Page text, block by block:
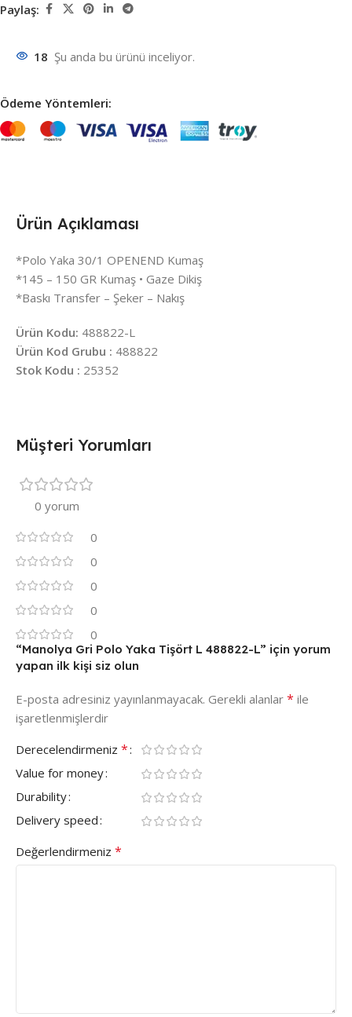
Paylaş:
18 Şu anda bu ürünü inceliyor.
Ödeme Yöntemleri:
Ürün Açıklaması
*Polo Yaka 30/1 OPENEND Kumaş
*145 – 150 GR Kumaş • Gaze Dikiş
*Baskı Transfer – Şeker – Nakış
Ürün Kodu: 488822-L
Ürün Kod Grubu : 488822
Stok Kodu : 25352
Müşteri Yorumları
0 yorum
0
0
0
0
0
“Manolya Gri Polo Yaka Tişört L 488822-L” için yorum
yapan ilk kişi siz olun
E-posta adresiniz yayınlanmayacak. Gerekli alanlar * ile
işaretlenmişlerdir
Derecelendirmeniz *
Value for money
Durability
Delivery speed
Değerlendirmeniz *